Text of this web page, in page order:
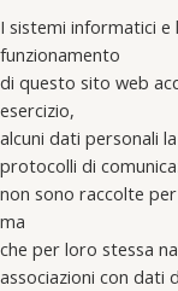
I sistemi informatici
funzionamento
di questo sito web
esercizio,
alcuni dati personali
protocolli di
non sono raccolte
ma
che per loro stessa
associazioni con dati